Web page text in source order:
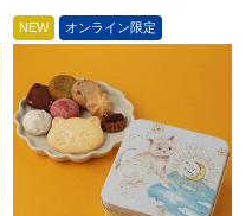
NEW オンライン限定